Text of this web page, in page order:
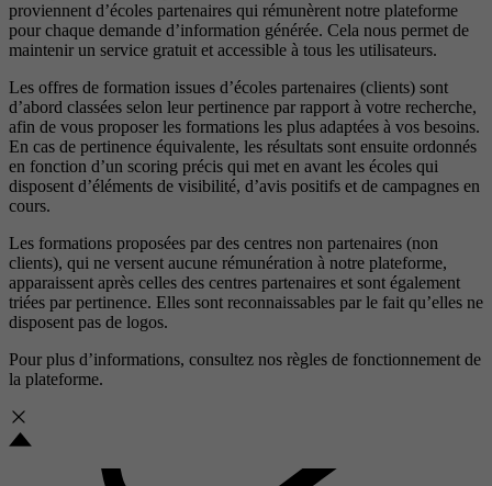
proviennent d’écoles partenaires qui rémunèrent notre plateforme
pour chaque demande d’information générée. Cela nous permet de
maintenir un service gratuit et accessible à tous les utilisateurs.
Les offres de formation issues d’écoles partenaires (clients) sont
d’abord classées selon leur pertinence par rapport à votre recherche,
afin de vous proposer les formations les plus adaptées à vos besoins.
En cas de pertinence équivalente, les résultats sont ensuite ordonnés
en fonction d’un scoring précis qui met en avant les écoles qui
disposent d’éléments de visibilité, d’avis positifs et de campagnes en
cours.
Les formations proposées par des centres non partenaires (non
clients), qui ne versent aucune rémunération à notre plateforme,
apparaissent après celles des centres partenaires et sont également
triées par pertinence. Elles sont reconnaissables par le fait qu’elles ne
disposent pas de logos.
Pour plus d’informations, consultez nos règles de fonctionnement de
la plateforme.